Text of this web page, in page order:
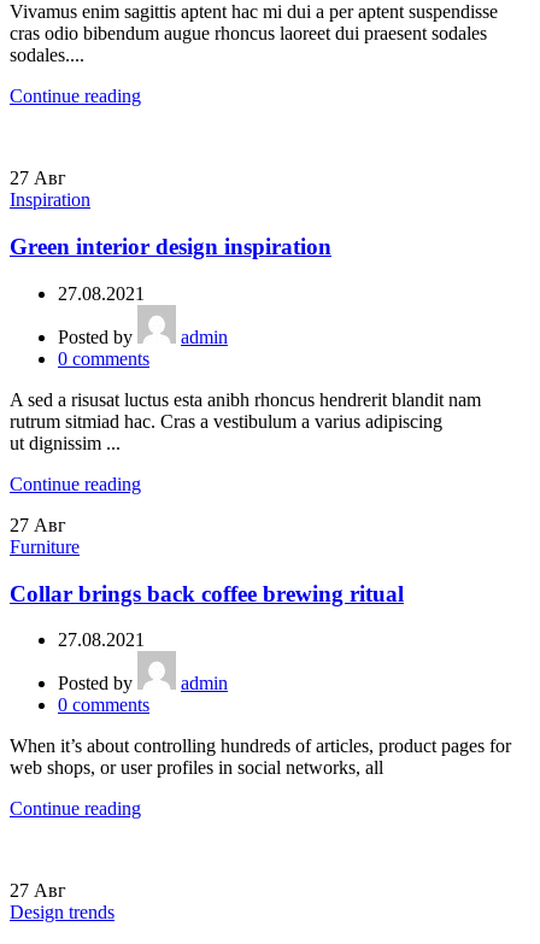
Vivamus enim sagittis aptent hac mi dui a per aptent suspendisse
cras odio bibendum augue rhoncus laoreet dui praesent sodales
sodales....
Continue reading
27 Авг
Inspiration
Green interior design inspiration
27.08.2021
Posted by
admin
0 comments
A sed a risusat luctus esta anibh rhoncus hendrerit blandit nam
rutrum sitmiad hac. Cras a vestibulum a varius adipiscing
ut dignissim ...
Continue reading
27 Авг
Furniture
Collar brings back coffee brewing ritual
27.08.2021
Posted by
admin
0 comments
When it’s about controlling hundreds of articles, product pages for
web shops, or user profiles in social networks, all
Continue reading
27 Авг
Design trends